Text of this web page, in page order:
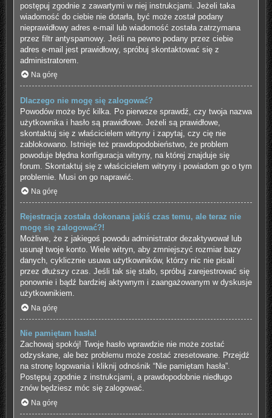
postępuj zgodnie z zawartymi w niej instrukcjami. Jeżeli taka
wiadomość do ciebie nie dotarła, być może został podany
nieprawidłowy adres e-mail lub wiadomość została zatrzymana
przez filtr antyspamowy. Jeśli na pewno podany przez ciebie
adres e-mail jest prawidłowy, spróbuj skontaktować się z
administratorem.
Na górę
Dlaczego nie mogę się zalogować?
Powodów może być kilka. Po pierwsze sprawdź, czy twoja nazwa
użytkownika i hasło są prawidłowe. Jeżeli są prawidłowe,
skontaktuj się z właścicielem witryny i zapytaj, czy cię nie
zablokowano. Istnieje też prawdopodobieństwo, że problem
powoduje błędna konfiguracja witryny, na której znajduje się
forum. Skontaktuj się z właścicielem witryny i powiadom go o tym
problemie. Musi on go naprawić.
Na górę
Rejestracja została dokonana jakiś czas temu, ale teraz nie
mogę się zalogować?!
Możliwe, że z jakiegoś powodu administrator dezaktywował lub
usunął twoje konto. Wiele witryn, aby zmniejszyć rozmiar bazy
danych, cyklicznie usuwa użytkowników, którzy nic nie pisali
przez dłuższy czas. Jeśli tak się stało, spróbuj zarejestrować się
ponownie i bądź bardziej aktywnym i zaangażowanym w dyskusje
użytkownikiem.
Na górę
Nie pamiętam hasła!
Zachowaj spokój! Twoje hasło wprawdzie nie może zostać
odzyskane, ale bez problemu może zostać zresetowane. Przejdź
na stronę logowania i kliknij odnośnik “Nie pamiętam hasła”.
Postępuj zgodnie z instrukcjami, a prawdopodobnie niedługo
znów będziesz móc się zalogować.
Na górę